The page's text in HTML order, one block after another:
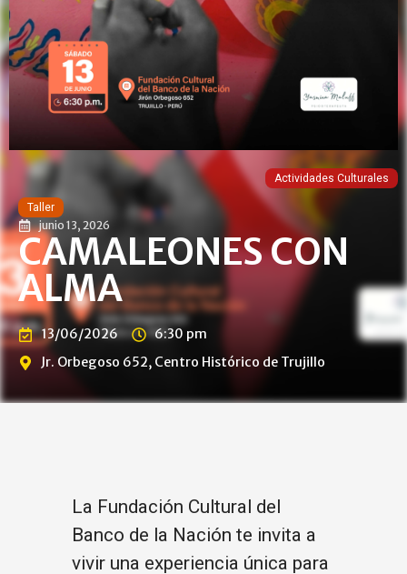
Actividades Culturales
Taller
junio 13, 2026
CAMALEONES CON
ALMA
13/06/2026
6:30 pm
Jr. Orbegoso 652, Centro Histórico de Trujillo
La Fundación Cultural del
Banco de la Nación te invita a
vivir una experiencia única para